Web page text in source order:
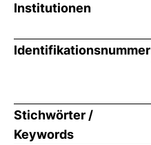
Institutionen
Identifikationsnummer
Stichwörter /
Keywords